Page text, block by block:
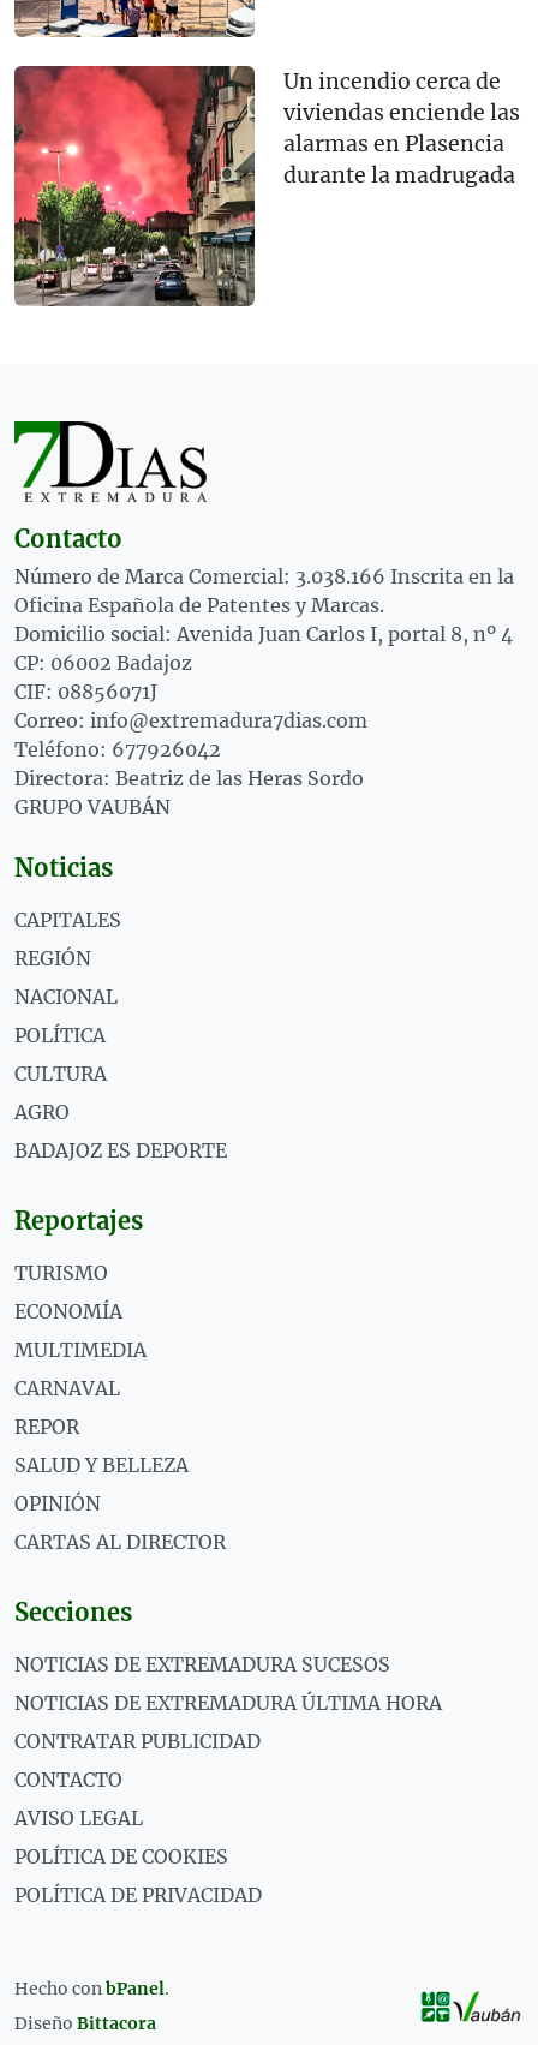
Un incendio cerca de
viviendas enciende las
alarmas en Plasencia
durante la madrugada
Contacto
Número de Marca Comercial: 3.038.166 Inscrita en la
Oficina Española de Patentes y Marcas.
Domicilio social: Avenida Juan Carlos I, portal 8, nº 4
CP: 06002 Badajoz
CIF: 08856071J
Correo: info@extremadura7dias.com
Teléfono: 677926042
Directora: Beatriz de las Heras Sordo
GRUPO VAUBÁN
Noticias
CAPITALES
REGIÓN
NACIONAL
POLÍTICA
CULTURA
AGRO
BADAJOZ ES DEPORTE
Reportajes
TURISMO
ECONOMÍA
MULTIMEDIA
CARNAVAL
REPOR
SALUD Y BELLEZA
OPINIÓN
CARTAS AL DIRECTOR
Secciones
NOTICIAS DE EXTREMADURA SUCESOS
NOTICIAS DE EXTREMADURA ÚLTIMA HORA
CONTRATAR PUBLICIDAD
CONTACTO
AVISO LEGAL
POLÍTICA DE COOKIES
POLÍTICA DE PRIVACIDAD
Hecho conbPanel.
Diseño Bittacora